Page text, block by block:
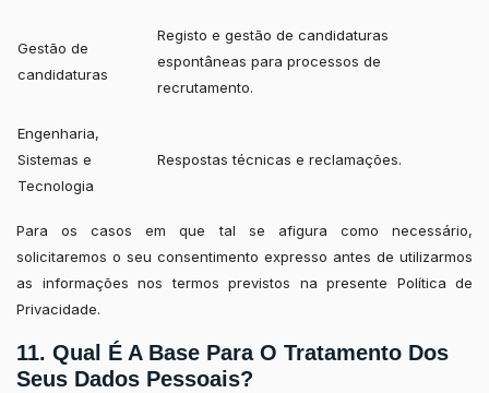
Gestão de
candidaturas
Registo e gestão de candidaturas
espontâneas para processos de
recrutamento.
Engenharia,
Sistemas e
Tecnologia
Respostas técnicas e reclamações.
Para os casos em que tal se afigura como necessário,
solicitaremos o seu consentimento expresso antes de utilizarmos
as informações nos termos previstos na presente Política de
Privacidade.
11. Qual É A Base Para O Tratamento Dos
Seus Dados Pessoais?